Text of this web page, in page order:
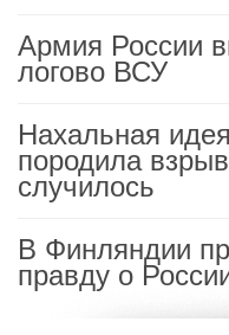
Армия России
логово ВСУ
Нахальная
породила
случилось
В Финляндии
правду о